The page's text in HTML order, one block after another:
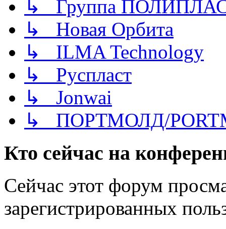
↳ Группа
↳ Новая Орбита
↳ ILMA Technology
↳ Руспласт
↳ Jonwai
↳ ПОРТМОЛД/
Кто сейчас на
Сейчас этот форум
зарегистрированных